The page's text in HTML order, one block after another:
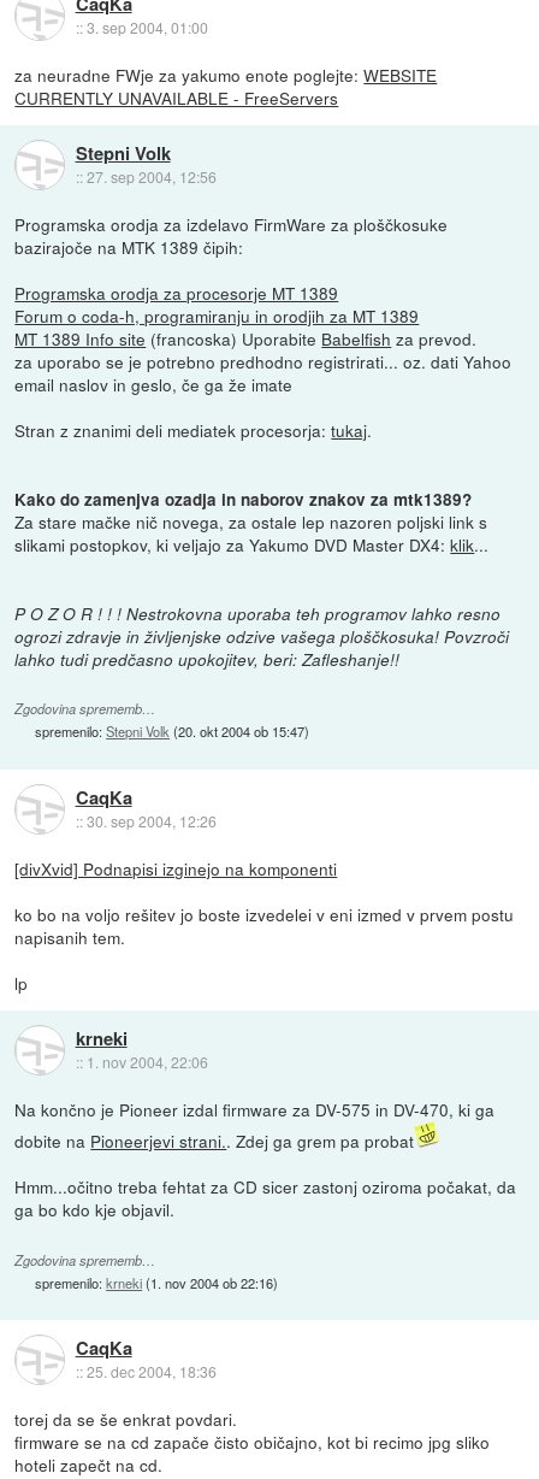
::3. sep 2004, 01:00
za neuradne FWje za yakumo enote poglejte:WEBSITE
CURRENTLY UNAVAILABLE - FreeServers
Stepni Volk
::27. sep 2004, 12:56
Programska orodja za izdelavo FirmWare za ploščkosuke
bazirajoče na MTK 1389 čipih:
Programska orodja za procesorje MT 1389
Forum o coda-h, programiranju in orodjih za MT 1389
MT 1389 Info site (francoska) Uporabite Babelfish za prevod.
za uporabo se je potrebno predhodno registrirati... oz. dati Yahoo
email naslov in geslo, če ga že imate
Stran z znanimi deli mediatek procesorja:tukaj.
Kako do zamenjva ozadja in naborov znakov za mtk1389?
Za stare mačke nič novega, za ostale lep nazoren poljski link s
slikami postopkov, ki veljajo za Yakumo DVD Master DX4:klik...
P O Z O R ! ! ! Nestrokovna uporaba teh programov lahko resno
ogrozi zdravje in življenjske odzive vašega ploščkosuka! Povzroči
lahko tudi predčasno upokojitev, beri: Zafleshanje!!
Zgodovina sprememb…
spremenilo:Stepni Volk(20. okt 2004 ob 15:47)
CaqKa
::30. sep 2004, 12:26
[divXvid] Podnapisi izginejo na komponenti
ko bo na voljo rešitev jo boste izvedelei v eni izmed v prvem postu
napisanih tem.
lp
krneki
:: 1. nov 2004, 22:06
Na končno je Pioneer izdal firmware za DV-575 in DV-470, ki ga
dobite na Pioneerjevi strani.. Zdej ga grem pa probat
Hmm...očitno treba fehtat za CD sicer zastonj oziroma počakat, da
ga bo kdo kje objavil.
Zgodovina sprememb…
spremenilo:krneki(1. nov 2004 ob 22:16)
CaqKa
::25. dec 2004, 18:36
torej da se še enkrat povdari.
firmware se na cd zapače čisto običajno, kot bi recimo jpg sliko
hoteli zapečt na cd.